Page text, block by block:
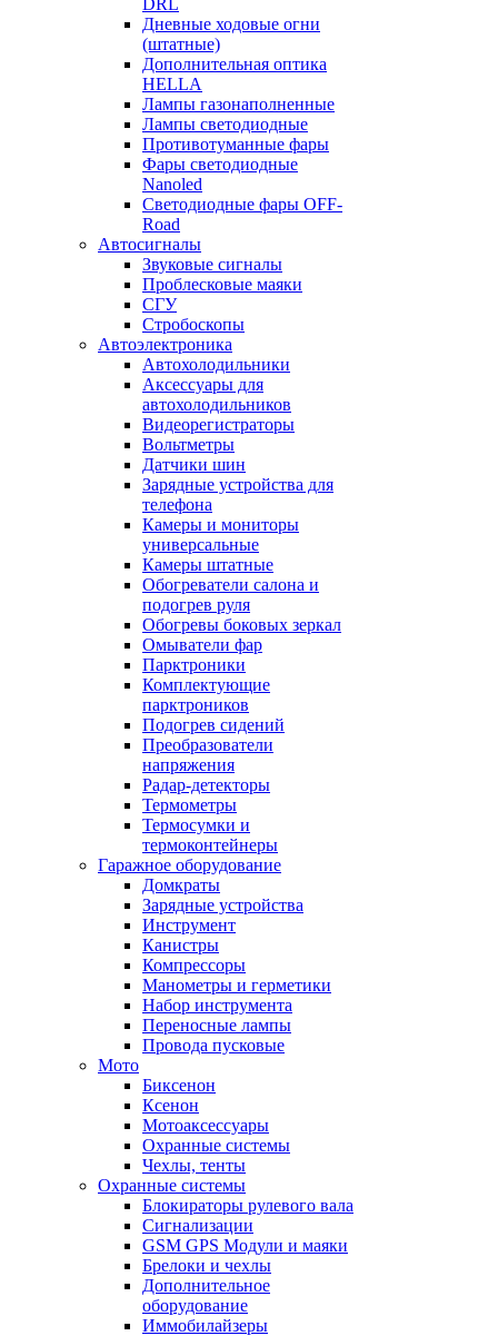
Дневные ходовые огни
(штатные)
Дополнительная оптика
HELLA
Лампы газонаполненные
Лампы светодиодные
Противотуманные фары
Фары светодиодные
Nanoled
Светодиодные фары OFF-
Road
Автосигналы
Звуковые сигналы
Проблесковые маяки
СГУ
Стробоскопы
Автоэлектроника
Автохолодильники
Аксессуары для
автохолодильников
Видеорегистраторы
Вольтметры
Датчики шин
Зарядные устройства для
телефона
Камеры и мониторы
универсальные
Камеры штатные
Обогреватели салона и
подогрев руля
Обогревы боковых зеркал
Омыватели фар
Парктроники
Комплектующие
парктроников
Подогрев сидений
Преобразователи
напряжения
Радар-детекторы
Термометры
Термосумки и
термоконтейнеры
Гаражное оборудование
Домкраты
Зарядные устройства
Инструмент
Канистры
Компрессоры
Манометры и герметики
Набор инструмента
Переносные лампы
Провода пусковые
Мото
Биксенон
Ксенон
Мотоаксессуары
Охранные системы
Чехлы, тенты
Охранные системы
Блокираторы рулевого вала
Сигнализации
GSM GPS Модули и маяки
Брелоки и чехлы
Дополнительное
оборудование
Иммобилайзеры